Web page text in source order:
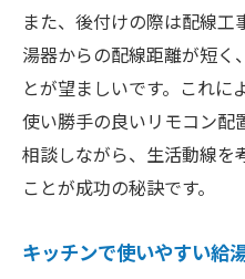
また、後付けの際は配線
湯器からの配線距離が短く
とが望ましいです。これに
使い勝手の良いリモコン配
相談しながら、生活動線を
ことが成功の秘訣です。
キッチンで使いやすい給